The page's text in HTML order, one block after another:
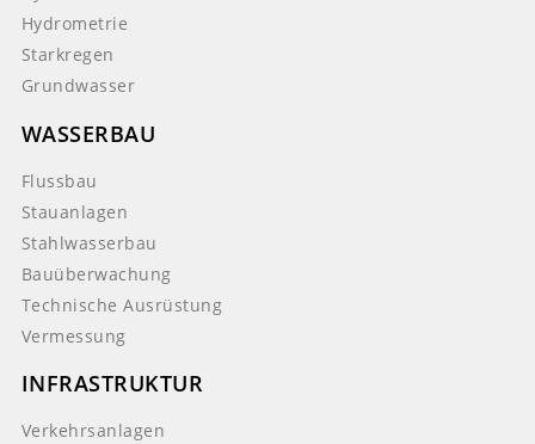
Hydrometrie
Starkregen
Grundwasser
WASSERBAU
Flussbau
Stauanlagen
Stahlwasserbau
Bauüberwachung
Technische Ausrüstung
Vermessung
INFRASTRUKTUR
Verkehrsanlagen